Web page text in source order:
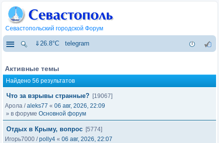
Севастопольский городской Форум
⇓26.8°C telegram
Активные темы
Найдено 56 результатов
Что за взрывы странные? [19067]
Арола /aleks77 « 06 авг, 2026, 22:09
» в форуме Основной форум
Отдых в Крыму, вопрос [5774]
Игорь7000 /polly4 « 06 авг, 2026, 22:07